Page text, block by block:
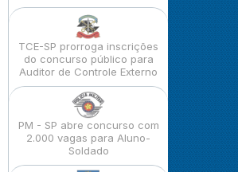
TCE-SP prorroga inscrições
do concurso público para
Auditor de Controle Externo
PM - SP abre concurso com
2.000 vagas para Aluno-
Soldado